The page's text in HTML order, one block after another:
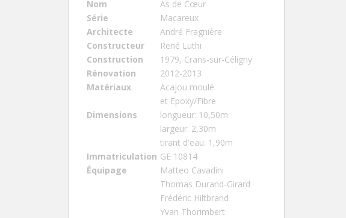
Nom
As de Cœur
Série
Macareux
Architecte
André Fragnière
Constructeur
René Luthi
Construction
1979, Crans-sur-Céligny
Rénovation
2012-2013
Matériaux
Acajou moulé
et Epoxy/Fibre
Dimensions
longueur: 10,50m
largeur: 2,30m
tirant d'eau: 1,90m
Immatriculation GE 10814
Équipage
Matteo Cavadini
Thomas Durand-Girard
Frédéric Hiltbrand
Yvan Thorimbert